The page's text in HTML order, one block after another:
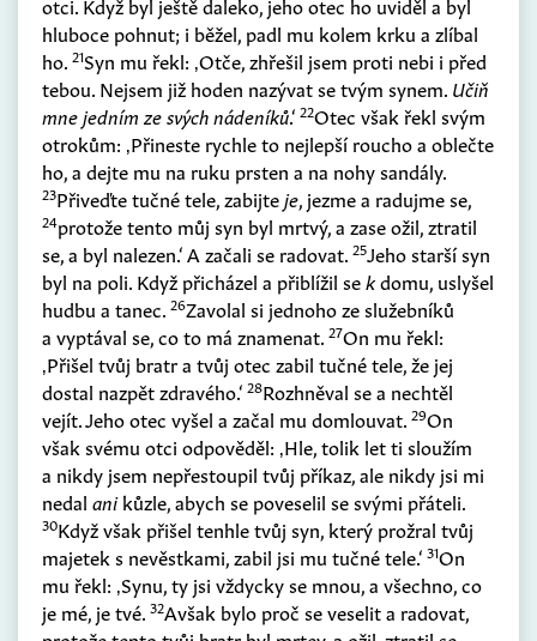
otci. Když byl ještě daleko, jeho otec ho uviděl a byl
hluboce pohnut; i běžel, padl mu kolem krku a zlíbal
ho. 21Syn mu řekl: ‚Otče, zhřešil jsem proti nebi i před
tebou. Nejsem již hoden nazývat se tvým synem. Učiň
mne jedním ze svých nádeníků.‘ 22Otec však řekl svým
otrokům: ‚Přineste rychle to nejlepší roucho a oblečte
ho, a dejte mu na ruku prsten a na nohy sandály.
23Přiveďte tučné tele, zabijteje, jezme a radujme se,
24protože tento můj syn byl mrtvý, a zase ožil, ztratil
se, a byl nalezen.‘ A začali se radovat. 25Jeho starší syn
byl na poli. Když přicházel a přiblížil sekdomu, uslyšel
hudbu a tanec. 26Zavolal si jednoho ze služebníků
a vyptával se, co to má znamenat. 27On mu řekl:
‚Přišel tvůj bratr a tvůj otec zabil tučné tele, že jej
dostal nazpět zdravého.‘ 28Rozhněval se a nechtěl
vejít. Jeho otec vyšel a začal mu domlouvat. 29On
však svému otci odpověděl: ‚Hle, tolik let ti sloužím
a nikdy jsem nepřestoupil tvůj příkaz, ale nikdy jsi mi
nedal anikůzle, abych se poveselil se svými přáteli.
30Když však přišel tenhle tvůj syn, který prožral tvůj
majetek s nevěstkami, zabil jsi mu tučné tele.‘ 31On
mu řekl: ‚Synu, ty jsi vždycky se mnou, a všechno, co
je mé, je tvé. 32Avšak bylo proč se veselit a radovat,